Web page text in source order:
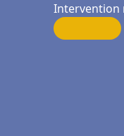
Intervention